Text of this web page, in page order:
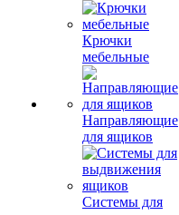
Крючки
мебельные
Направляющие
для ящиков
Системы для